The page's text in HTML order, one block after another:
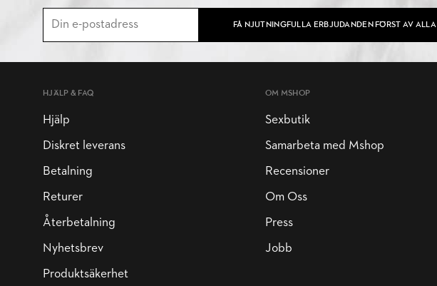
FÅ NJUTNINGFULLA ERBJUDANDEN FÖRST AV ALLA
HJÄLP & FAQ
Hjälp
Diskret leverans
Betalning
Returer
Återbetalning
Nyhetsbrev
Produktsäkerhet
OM MSHOP
Sexbutik
Samarbeta med Mshop
Recensioner
Om Oss
Press
Jobb